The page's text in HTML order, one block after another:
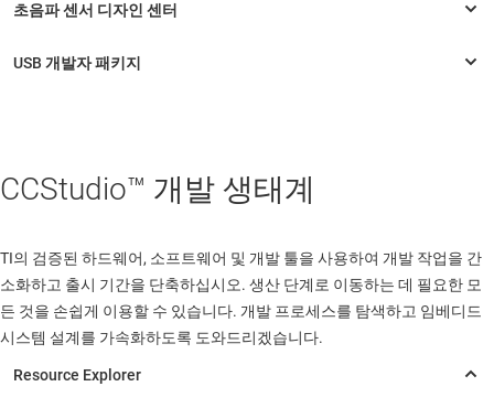
CCStudio™ 개발 생태계
TI의 검증된 하드웨어, 소프트웨어 및 개발 툴을 사용하여 개발 작업을 간
소화하고 출시 기간을 단축하십시오. 생산 단계로 이동하는 데 필요한 모
든 것을 손쉽게 이용할 수 있습니다. 개발 프로세스를 탐색하고 임베디드
시스템 설계를 가속화하도록 도와드리겠습니다.